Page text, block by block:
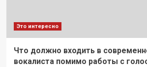
Это интересно
Что должно входить в
вокалиста помимо работы с